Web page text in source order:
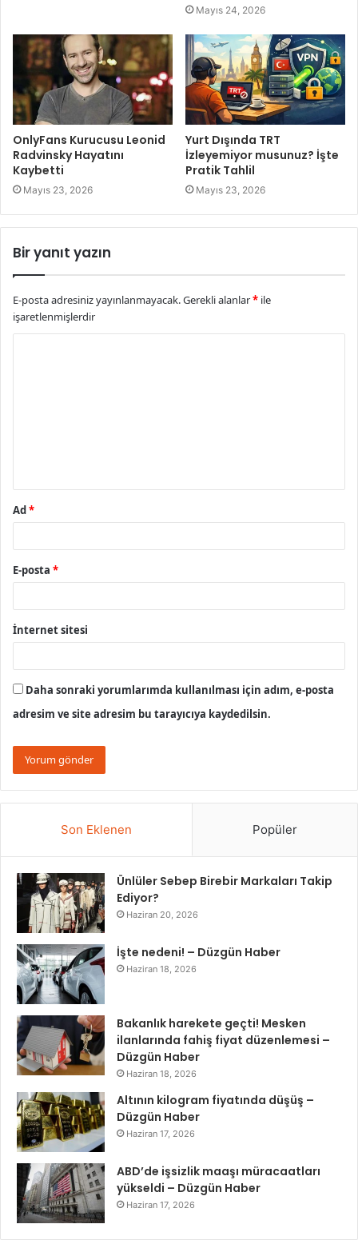
Mayıs 24, 2026
OnlyFans Kurucusu Leonid
Radvinsky Hayatını
Kaybetti
Mayıs 23, 2026
Yurt Dışında TRT
İzleyemiyor musunuz? İşte
Pratik Tahlil
Mayıs 23, 2026
Bir yanıt yazın
E-posta adresiniz yayınlanmayacak.Gerekli alanlar* ile
işaretlenmişlerdir
Ad*
E-posta *
İnternet sitesi
Daha sonraki yorumlarımda kullanılması için adım, e-posta
adresim ve site adresim bu tarayıcıya kaydedilsin.
Son Eklenen Popüler
Ünlüler Sebep Birebir Markaları Takip
Ediyor?
Haziran 20, 2026
İşte nedeni! – Düzgün Haber
Haziran 18, 2026
Bakanlık harekete geçti! Mesken
ilanlarında fahiş fiyat düzenlemesi –
Düzgün Haber
Haziran 18, 2026
Altının kilogram fiyatında düşüş –
Düzgün Haber
Haziran 17, 2026
ABD’de işsizlik maaşı müracaatları
yükseldi – Düzgün Haber
Haziran 17, 2026